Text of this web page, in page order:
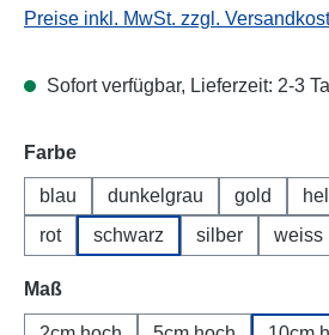
Preise inkl. MwSt. zzgl.
Sofort verfügbar, Lieferzeit: 2-3
Farbe
blau dunkelgrau gold
rot
schwarz silber weiss
Maß